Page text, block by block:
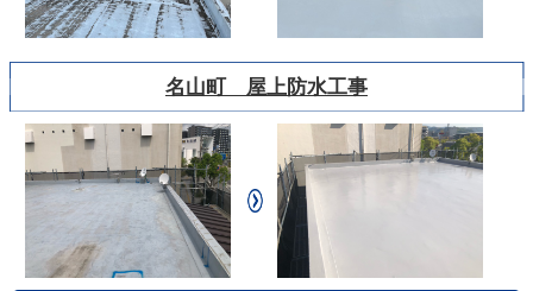
名山町 屋上防水工事